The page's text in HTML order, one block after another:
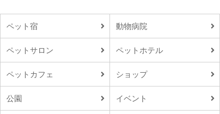
ペット宿 動物病院
ペットサロン ペットホテル
ペットカフェ ショップ
公園 イベント